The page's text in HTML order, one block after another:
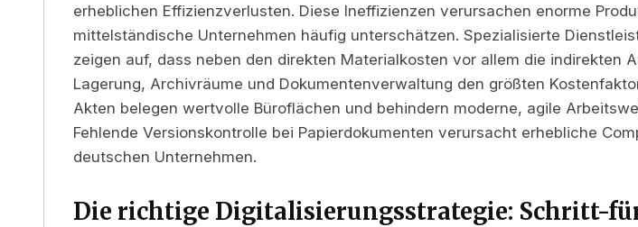
erheblichen Effizienzverlusten. Diese Ineffizienzen verursachen enorme
mittelständische Unternehmen häufig unterschätzen. Spezialisierte
zeigen auf, dass neben den direkten Materialkosten vor allem die indirekten
Lagerung, Archivräume und Dokumentenverwaltung den größten
Akten belegen wertvolle Büroflächen und behindern moderne, agile
Fehlende Versionskontrolle bei Papierdokumenten verursacht erhebliche
deutschen Unternehmen.
Die richtige Digitalisierungsstrategie: Schritt-